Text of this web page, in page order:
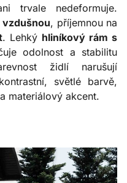
trvale nedeformuje.
vzdušnou, příjemnou na
. Lehký hliníkový rám s
odolnost a stabilitu
židlí narušují
světlé barvě,
materiálový akcent.